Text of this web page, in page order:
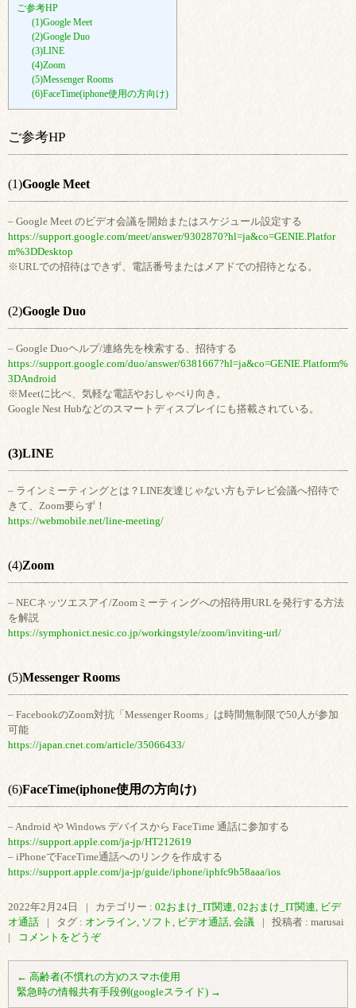
ご参考HP
(1)Google Meet
(2)Google Duo
(3)LINE
(4)Zoom
(5)Messenger Rooms
(6)FaceTime(iphone使用の方向け)
ご参考HP
(1)Google Meet
– Google Meet のビデオ会議を開始またはスケジュール設定する
https://support.google.com/meet/answer/9302870?hl=ja&co=GENIE.Platfor
m%3DDesktop
※URLでの招待はできず、電話番号またはメアドでの招待となる。
(2)Google Duo
– Google Duoヘルプ/連絡先を検索する、招待する
https://support.google.com/duo/answer/6381667?hl=ja&co=GENIE.Platform%
3DAndroid
※Meetに比べ、気軽な電話やおしゃべり向き。
Google Nest Hubなどのスマートディスプレイにも搭載されている。
(3)LINE
– ラインミーティングとは？LINE友達じゃない方もテレビ会議へ招待で
きて、Zoom要らず！
https://webmobile.net/line-meeting/
(4)Zoom
– NECネッツエスアイ/Zoomミーティングへの招待用URLを発行する方法
を解説
https://symphonict.nesic.co.jp/workingstyle/zoom/inviting-url/
(5)Messenger Rooms
– FacebookのZoom対抗「Messenger Rooms」は時間無制限で50人が参加
可能
https://japan.cnet.com/article/35066433/
(6)FaceTime(iphone使用の方向け)
– Android や Windows デバイスから FaceTime 通話に参加する
https://support.apple.com/ja-jp/HT212619
– iPhoneでFaceTime通話へのリンクを作成する
https://support.apple.com/ja-jp/guide/iphone/iphfc9b58aaa/ios
2022年2月24日 | カテゴリー : 02おまけ_IT関連, 02おまけ_IT関連, ビデ
オ通話
| タグ : オンライン, ソフト , ビデオ通話, 会議 |
投稿者 : marusai
|
コメントをどうぞ
← 高齢者(不慣れの方)のスマホ使用
緊急時の情報共有手段例(googleスライド) →